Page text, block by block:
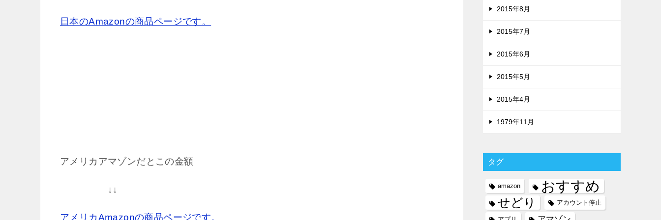
日本のAmazonの商品ページです。
アメリカアマゾンだとこの金額
↓↓
アメリカAmazonの商品ページです。
2015年8月
2015年7月
2015年6月
2015年5月
2015年4月
1979年11月
タグ
amazon おすすめ
せどり アカウント停止